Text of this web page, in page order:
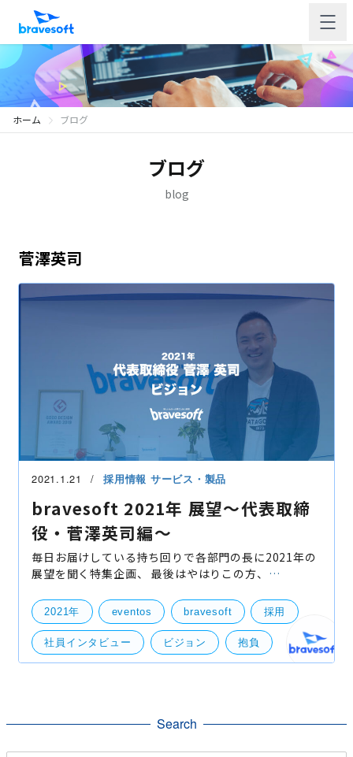
ホーム ブログ
ブログ
blog
菅澤英司
2021.1.21 採用情報 サービス・製品
bravesoft 2021年 展望〜代表取締
役・菅澤英司編〜
毎日お届けしている持ち回りで各部門の長に2021年の
展望を聞く特集企画、 最後はやはりこの方、
せて頂きました。 bravesoft 2020年を振り返って 高
瀬（以
2021年 eventos bravesoft 採用
社員インタビュー ビジョン 抱負
Search